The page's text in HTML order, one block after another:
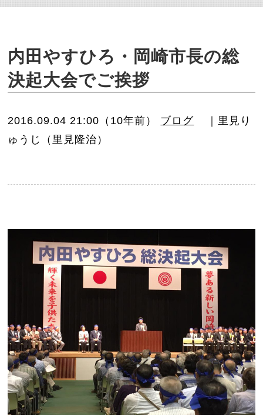
内田やすひろ・岡崎市長の総
決起大会でご挨拶
2016.09.04 21:00（10年前） ブログ
｜里見り
ゅうじ（里見隆治）